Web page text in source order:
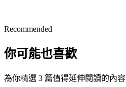
Recommended
你可能也喜歡
為你精選 3 篇值得延伸閱讀的內容